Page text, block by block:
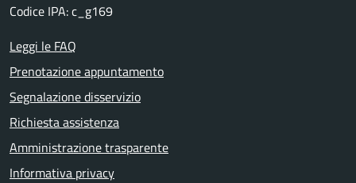
Codice IPA: c_g169
Leggi le FAQ
Prenotazione appuntamento
Segnalazione disservizio
Richiesta assistenza
Amministrazione trasparente
Informativa privacy